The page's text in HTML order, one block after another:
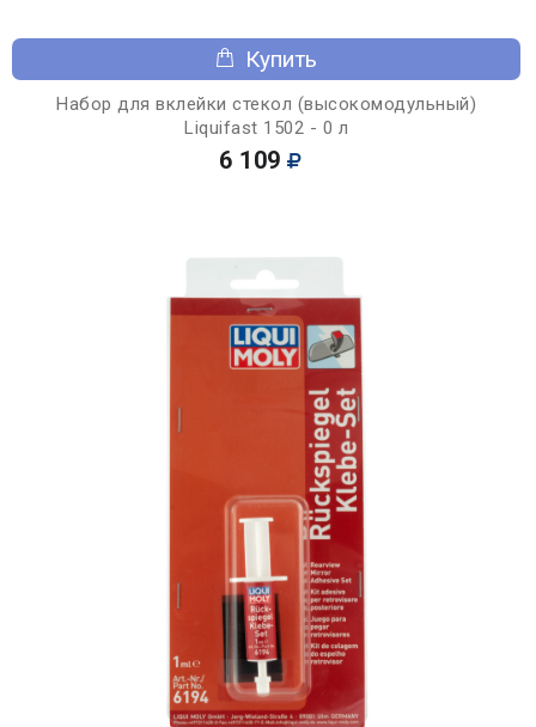
Купить
Набор для вклейки стекол (высокомодульный)
Liquifast 1502 - 0 л
6 109